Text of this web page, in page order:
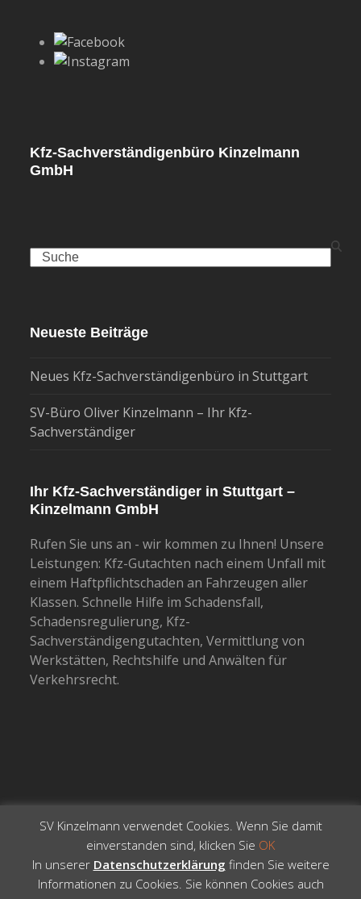
Kfz-Sachverständigenbüro Kinzelmann
GmbH
Search
Neueste Beiträge
Neues Kfz-Sachverständigenbüro in Stuttgart
SV-Büro Oliver Kinzelmann – Ihr Kfz-
Sachverständiger
Ihr Kfz-Sachverständiger in Stuttgart –
Kinzelmann GmbH
Rufen Sie uns an - wir kommen zu Ihnen! Unsere
Leistungen: Kfz-Gutachten nach einem Unfall mit
einem Haftpflichtschaden an Fahrzeugen aller
Klassen. Schnelle Hilfe im Schadensfall,
Schadensregulierung, Kfz-
Sachverständigengutachten, Vermittlung von
Werkstätten, Rechtshilfe und Anwälten für
Verkehrsrecht.
SV Kinzelmann verwendet Cookies. Wenn Sie damit
einverstanden sind, klicken Sie OK
In unserer Datenschutzerklärung finden Sie weitere
Informationen zu Cookies. Sie können Cookies auch